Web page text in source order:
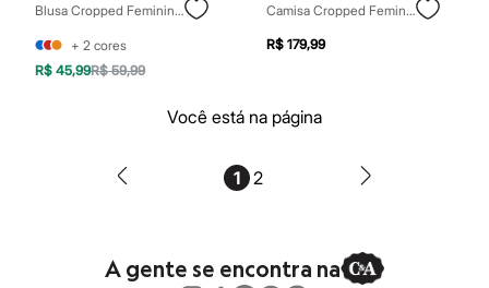
Carolina Herrera
Ciclo
Fran by Franciny Ehlke
Jean Paul Gaultier
Blusa Cropped Feminina De Algodão Ombro A Ombro Azul
+ 2 cores
R$ 45,99R$ 59,99
Camisa Cropped Feminina De Algodão Manga Longa Com Pregas Rosa
R$ 179,99
Você está na página
1 2
A gente se encontra na